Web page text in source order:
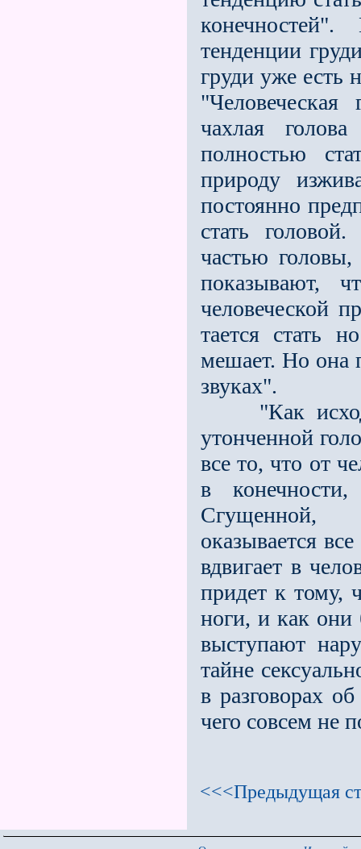
ко­нечностей".
тенденции
груди уже есть
чахлая
полностью
природу
постоянно
стать
частью головы,
показывают,
человеческой
тается стать
мешает. Но она
звуках".
"Как
утонченной
все то, что от
в конечности,
Сгущенной,
оказывается
вдвигает в
придет к тому,
ноги, и как они
выступают
тайне
в разговорах
чего совсем не
<<<Предыдущая